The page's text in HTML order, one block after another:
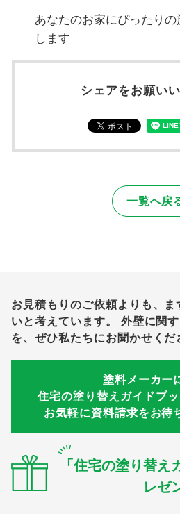
あなたのお家にぴったり
します
シェアをお願い
一覧へ戻
お見積もりのご依頼よりも、
いと考えています。
外壁に関
を、ぜひ私たちにお聞かせくだ
塗料メーカー
住宅の塗り替えガイドブ
お気軽に資料請求をお待
「住宅の塗り替
レゼ